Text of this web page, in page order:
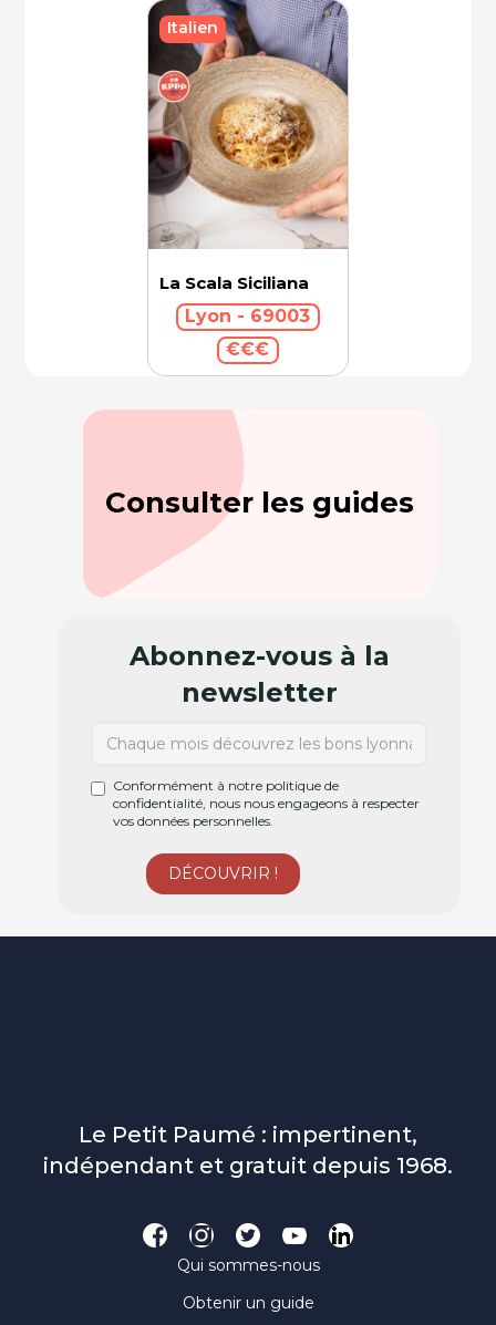
La Scala Siciliana
Lyon - 69003
€€€
Italien
Consulter les guides
Abonnez-vous à la
newsletter
Conformément à notre politique de
confidentialité, nous nous engageons à respecter
vos données personnelles.
Le Petit Paumé : impertinent,
indépendant et gratuit depuis 1968.
Qui sommes-nous
Obtenir un guide